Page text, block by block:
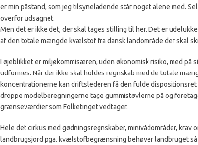
er min påstand, som jeg tilsyneladende står noget alene med.
overfor udsagnet.
Men det er ikke det, der skal tages stilling til her. Det er
af den totale mængde kvælstof fra dansk landområde der skal
I øjeblikket er miljøkommisæren, uden økonomisk risiko, med på
udformes. Når der ikke skal holdes regnskab med de totale
koncentrationerne kan driftslederen få den fulde
droppe modelberegningerne tage gummistøvlerne på og
grænseværdier som Folketinget vedtager.
Hele det cirkus med gødningsregnskaber, minivådområder, krav
landbrugsjord pga. kvælstofbegrænsning behøver landbruget